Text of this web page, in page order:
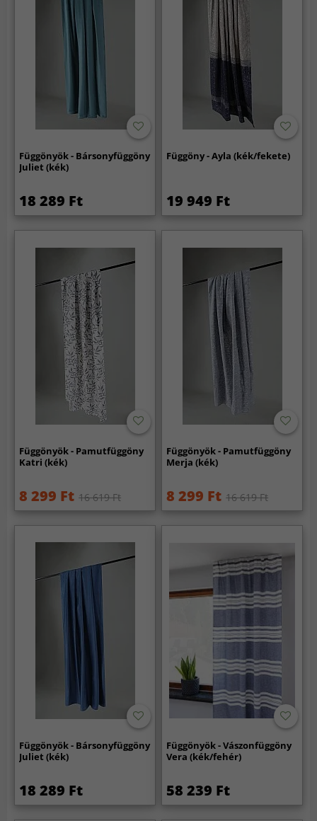
Függönyök - Bársonyfüggöny
Juliet (kék)
18 289 Ft
Függöny - Ayla (kék/fekete)
19 949 Ft
Függönyök - Pamutfüggöny
Katri (kék)
8 299 Ft 16 619 Ft
Függönyök - Pamutfüggöny
Merja (kék)
8 299 Ft 16 619 Ft
Függönyök - Bársonyfüggöny
Juliet (kék)
18 289 Ft
Függönyök - Vászonfüggöny
Vera (kék/fehér)
58 239 Ft